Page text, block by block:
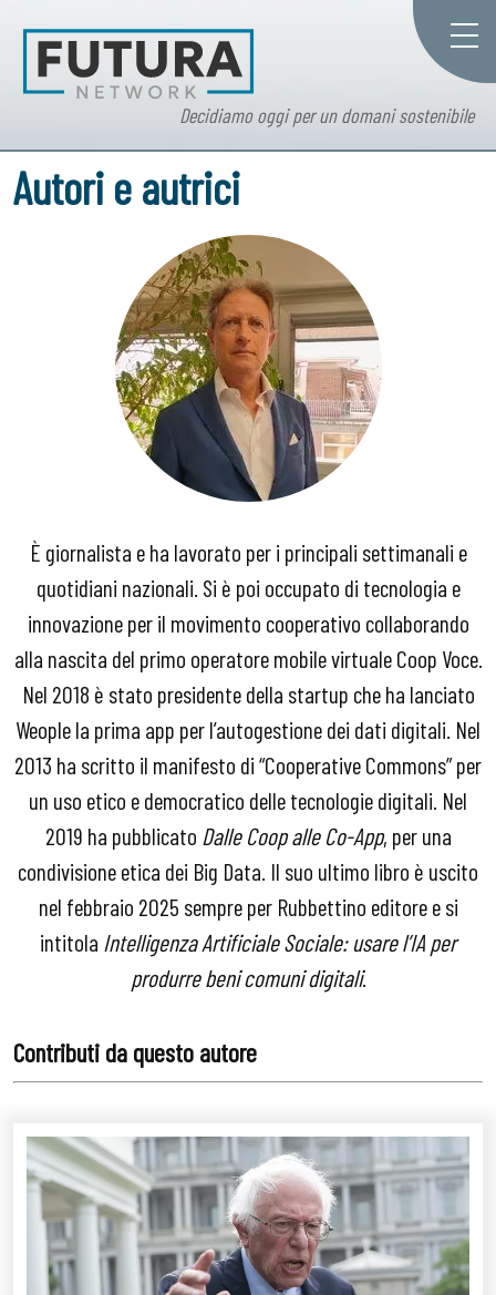
Decidiamo oggi per un domani sostenibile
Autori e autrici
È giornalista e ha lavorato per i principali settimanali e
quotidiani nazionali. Si è poi occupato di tecnologia e
innovazione per il movimento cooperativo collaborando
alla nascita del primo operatore mobile virtuale Coop Voce.
Nel 2018 è stato presidente della startup che ha lanciato
Weople la prima app per l’autogestione dei dati digitali. Nel
2013 ha scritto il manifesto di “Cooperative Commons” per
un uso etico e democratico delle tecnologie digitali. Nel
2019 ha pubblicato Dalle Coop alle Co-App, per una
condivisione etica dei Big Data. Il suo ultimo libro è uscito
nel febbraio 2025 sempre per Rubbettino editore e si
intitola Intelligenza Artificiale Sociale: usare l’IA per
produrre beni comuni digitali.